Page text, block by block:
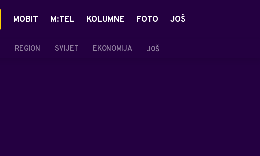
REGION SVIJET EKONOMIJA JOŠ
MOBIT M:TEL KOLUMNE FOTO JOŠ